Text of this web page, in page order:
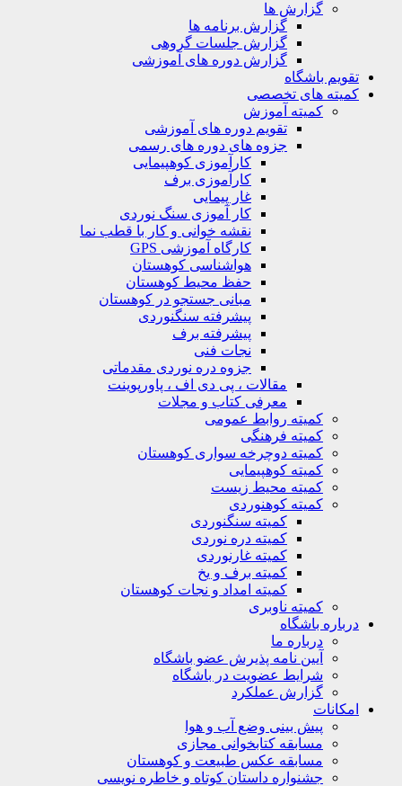
گزارش ها
گزارش برنامه ها
گزارش جلسات گروهی
گزارش دوره های آموزشی
باشگاه
های تخصصی
کمیته آموزش
تقویم دوره های آموزشی
جزوه های دوره های رسمی
کارآموزی کوهپیمایی
کارآموزی برف
غار پیمایی
کار آموزی سنگ نوردی
نقشه خوانی و کار با قطب نما
کارگاه آموزشی GPS
هواشناسی کوهستان
حفظ محیط کوهستان
مبانی جستجو در کوهستان
پیشرفته سنگنوردی
پیشرفته برف
نجات فنی
جزوه دره نوردی مقدماتی
مقالات ، پی دی اف ، پاورپوینت
معرفی کتاب و مجلات
کمیته روابط عمومی
کمیته فرهنگی
کمیته دوچرخه سواری کوهستان
کمیته کوهپیمایی
کمیته محیط زیست
کمیته کوهنوردی
کمیته سنگنوردی
کمیته دره نوردی
کمیته غارنوردی
کمیته برف و یخ
کمیته امداد و نجات کوهستان
کمیته ناوبری
باشگاه
درباره ما
آیین نامه پذیرش عضو باشگاه
شرایط عضویت در باشگاه
گزارش عملکرد
پیش بینی وضع آب و هوا
مسابقه کتابخوانی مجازی
مسابقه عکس طبیعت و کوهستان
جشنواره داستان کوتاه و خاطره نویسی